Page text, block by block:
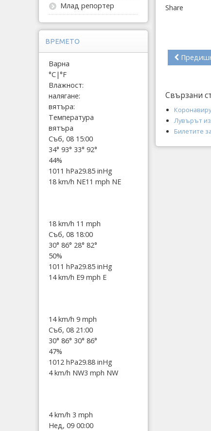
Share
Свързани
Лувърът
Билетите
Млад репортер
ВРЕМЕТО
Варна
°C|°F
Влажност:
налягане:
вятъра:
Температура
вятъра
Съб, 08 15:00
34° 93° 33° 92°
44%
1011 hPa29.85 inHg
18 km/h NE11 mph NE
18 km/h 11 mph
Съб, 08 18:00
30° 86° 28° 82°
50%
1011 hPa29.85 inHg
14 km/h E9 mph E
14 km/h 9 mph
Съб, 08 21:00
30° 86° 30° 86°
47%
1012 hPa29.88 inHg
4 km/h NW3 mph NW
4 km/h 3 mph
Нед, 09 00:00